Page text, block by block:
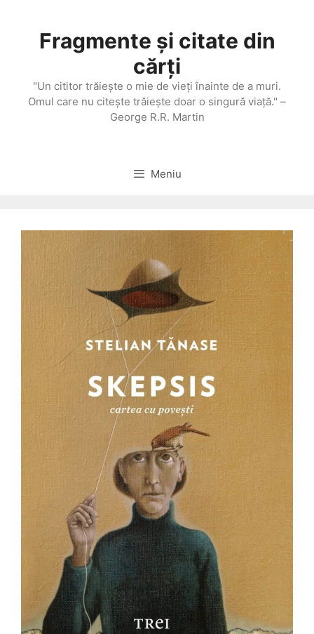
conținutFragmente și citate din
cărți
"Un cititor trăieşte o mie de vieţi înainte de a muri.
Omul care nu citeşte trăieşte doar o singură viaţă." –
George R.R. Martin
Meniu